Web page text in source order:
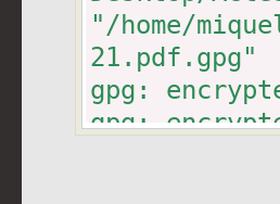
"/home/
21.pdf.gpg"
gpg:
gpg: